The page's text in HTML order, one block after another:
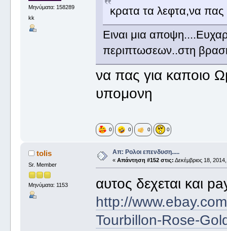
Μηνύματα: 158289
kk
κρατα τα λεφτα,να πας
Ειναι μια
περιπτωσεων..στη
να πας για καποιο
υπομονη
0 0 0 0
tolis
Sr. Member
Μηνύματα: 1153
Απ: Ρολοι επενδυση.....
« Απάντηση #152 στις: Δεκέμβριος 18,
αυτος δεχεται και
http://
Tourbillon-Rose-